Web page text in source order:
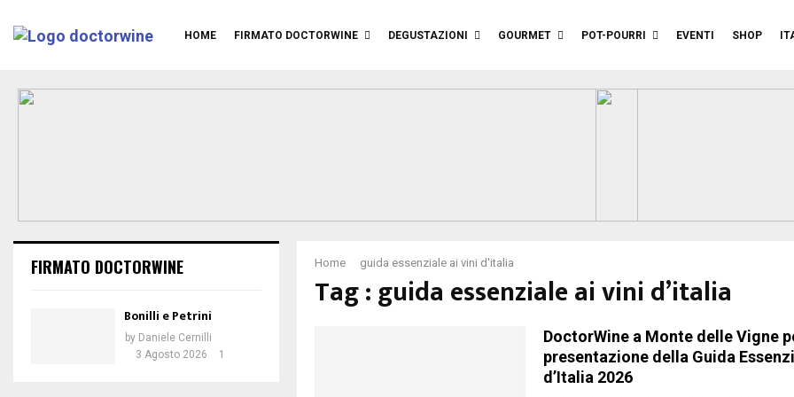
HOME FIRMATO DOCTORWINE DEGUSTAZIONI GOURMET POT-POURRI EVENTI SHOP
Home guida essenziale ai vini d'italia
Tag : guida essenziale ai vini d’italia
DoctorWine a Monte delle Vigne
presentazione della Guida
d’Italia 2026
FIRMATO DOCTORWINE
Bonilli e Petrini
by Daniele Cernilli
3 Agosto 2026
1